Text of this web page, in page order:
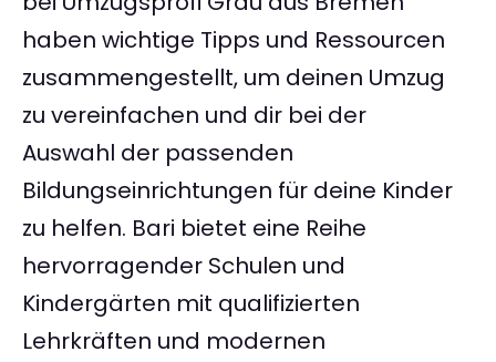
haben wichtige Tipps und Ressourcen
zusammengestellt, um deinen Umzug
zu vereinfachen und dir bei der
Auswahl der passenden
Bildungseinrichtungen für deine Kinder
zu helfen. Bari bietet eine Reihe
hervorragender Schulen und
Kindergärten mit qualifizierten
Lehrkräften und modernen